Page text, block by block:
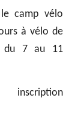
camp vélo
à vélo de
du 7 au 11